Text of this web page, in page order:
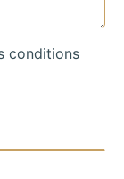
conditions